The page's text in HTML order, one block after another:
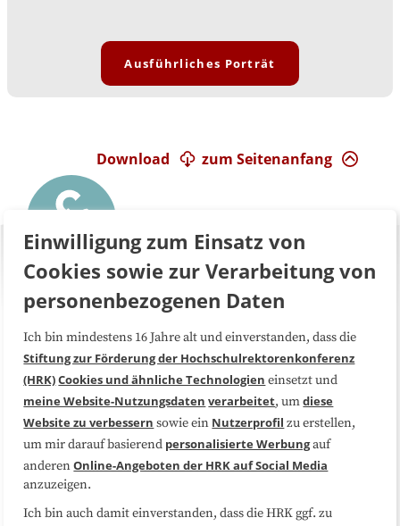
Ausführliches Porträt
zum Seitenanfang
Download
Über uns FAQ
Medienarbeit Kooperationen
Datenschutzerklärung Impressum
Sitemap
Einwilligung zum Einsatz von
Cookies sowie zur Verarbeitung von
personenbezogenen Daten
Ich bin mindestens 16 Jahre alt und einverstanden, dass die
Stiftung zur Förderung der Hochschulrektorenkonferenz
(HRK)Cookies und ähnliche Technologien einsetzt und
meine Website-Nutzungsdaten verarbeitet, umdiese
Website zu verbessern sowie ein Nutzerprofil zu erstellen,
um mir darauf basierend personalisierte Werbungauf
anderenOnline-Angeboten der HRK auf Social Media
anzuzeigen.
Ich bin auch damit einverstanden, dass die HRK ggf. zu